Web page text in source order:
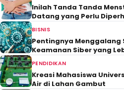
Inilah Tanda Tanda
Datang yang Perlu
BISNIS
Pentingnya Menggalang
Keamanan Siber yang
PENDIDIKAN
Kreasi Mahasiswa
Air di Lahan Gambut